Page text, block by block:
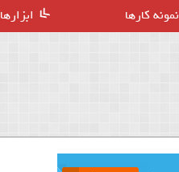
نمونه کارها